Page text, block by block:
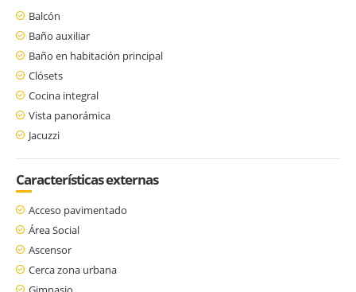
Balcón
Baño auxiliar
Baño en habitación principal
Clósets
Cocina integral
Vista panorámica
Jacuzzi
Características externas
Acceso pavimentado
Área Social
Ascensor
Cerca zona urbana